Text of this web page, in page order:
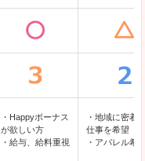
・Happyボーナス
が欲しい方
・給与、給料重視
・地域に密着
仕事を希望
・アパレル希